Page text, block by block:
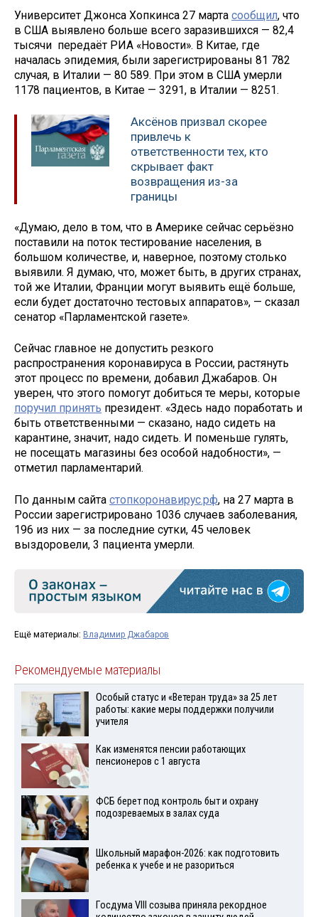
Университет Джонса Хопкинса 27 марта сообщил, что
в США выявлено больше всего заразившихся — 82,4
тысячи передаёт РИА «Новости». В Китае, где
началась эпидемия, были зарегистрированы 81 782
случая, в Италии — 80 589. При этом в США умерли
1178 пациентов, в Китае — 3291, в Италии — 8251.
Аксёнов призвал скорее
привлечь к
ответственности тех, кто
скрывает факт
возвращения из-за
границы
«Думаю, дело в том, что в Америке сейчас серьёзно
поставили на поток тестирование населения, в
большом количестве, и, наверное, поэтому столько
выявили. Я думаю, что, может быть, в других странах,
той же Италии, Франции могут выявить ещё больше,
если будет достаточно тестовых аппаратов», — сказал
сенатор «Парламентской газете».
Сейчас главное не допустить резкого
распространения коронавируса в России, растянуть
этот процесс по времени, добавил Джабаров. Он
уверен, что этого помогут добиться те меры, которые
поручил принять президент. «Здесь надо поработать и
быть ответственными — сказано, надо сидеть на
карантине, значит, надо сидеть. И поменьше гулять,
не посещать магазины без особой надобности», —
отметил парламентарий.
По данным сайта стопкоронавирус.рф, на 27 марта в
России зарегистрировано 1036 случаев заболевания,
196 из них — за последние сутки, 45 человек
выздоровели, 3 пациента умерли.
Ещё материалы: Владимир Джабаров
Рекомендуемые материалы
Особый статус и «Ветеран труда» за 25 лет
работы: какие меры поддержки получили
учителя
Как изменятся пенсии работающих
пенсионеров с 1 августа
ФСБ берет под контроль быт и охрану
подозреваемых в залах суда
Школьный марафон-2026: как подготовить
ребенка к учебе и не разориться
Госдума VIII созыва приняла рекордное